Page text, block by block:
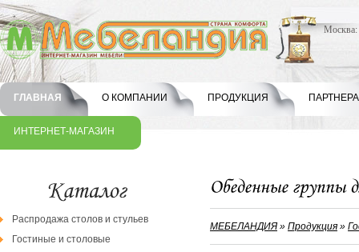
Москва:
ГЛАВНАЯ О КОМПАНИИ ПРОДУКЦИЯ
ИНТЕРНЕТ-МАГАЗИН
Распродажа столов и стульев
Гостиные и столовые
МЕБЕЛАНДИЯ» Продукция »